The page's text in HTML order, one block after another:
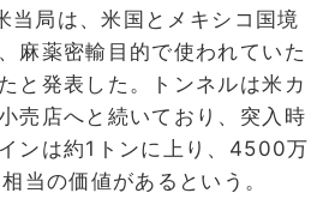
当局は、米国とメキシコ国境
麻薬密輸目的で使われていた
と発表した。トンネルは米カ
売店へと続いており、突入時
ンは約1トンに上り、4500万
当の価値があるという。